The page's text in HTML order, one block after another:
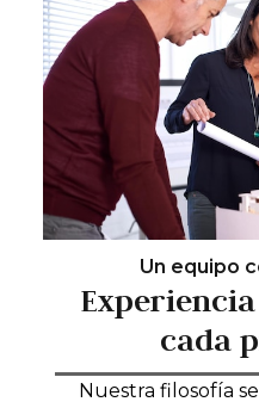
Un equipo
cada
Nuestra filosofía